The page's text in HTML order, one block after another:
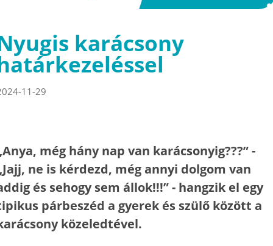
karácsony
11-29
még hány nap van karácsonyig???” -
ne is kérdezd, még annyi dolgom van
és sehogy sem állok!!!” - hangzik el egy
párbeszéd a gyerek és szülő között a
közeledtével.